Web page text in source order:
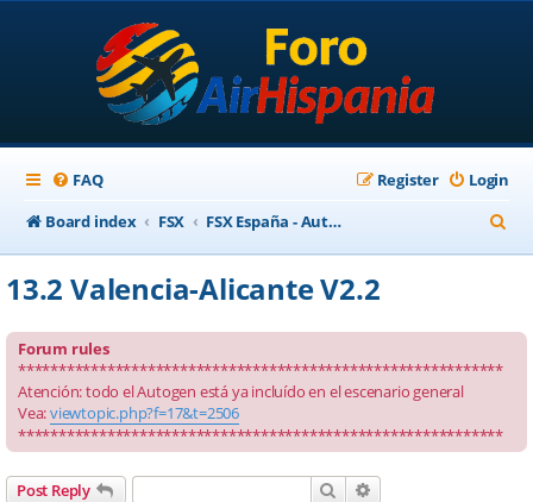
FAQ Login
Register
Board index
FSX FSX España - Autogen para escenarios ortofotográficos
e
13.2 Valencia-Alicante V2.2
Forum rules
************************************************************
Atención: todo el Autogen está ya incluído en el escenario general
Vea:viewtopic.php?f=17&t=2506
************************************************************
Post Reply Search